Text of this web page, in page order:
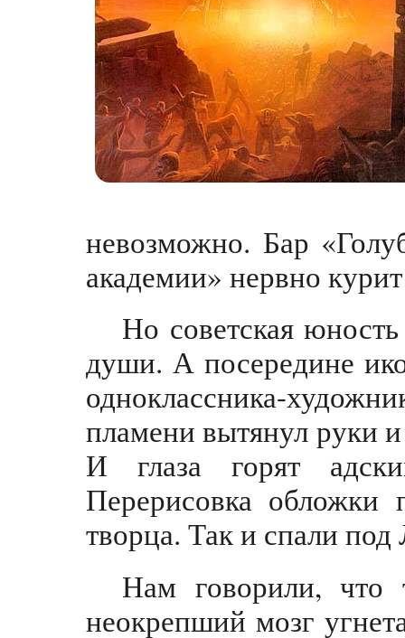
невозможно. Бар
академии» нервно
Но советская
души. А посередине
одноклассника-
пламени вытянул руки
И глаза горят
Перерисовка
творца. Так и спали
Нам говорили, что
неокрепший мозг